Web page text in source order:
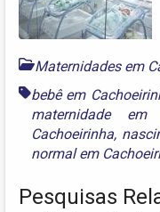
Maternidades em
bebê em
maternidade em
Cachoeirinha,
normal em
Pesquisas